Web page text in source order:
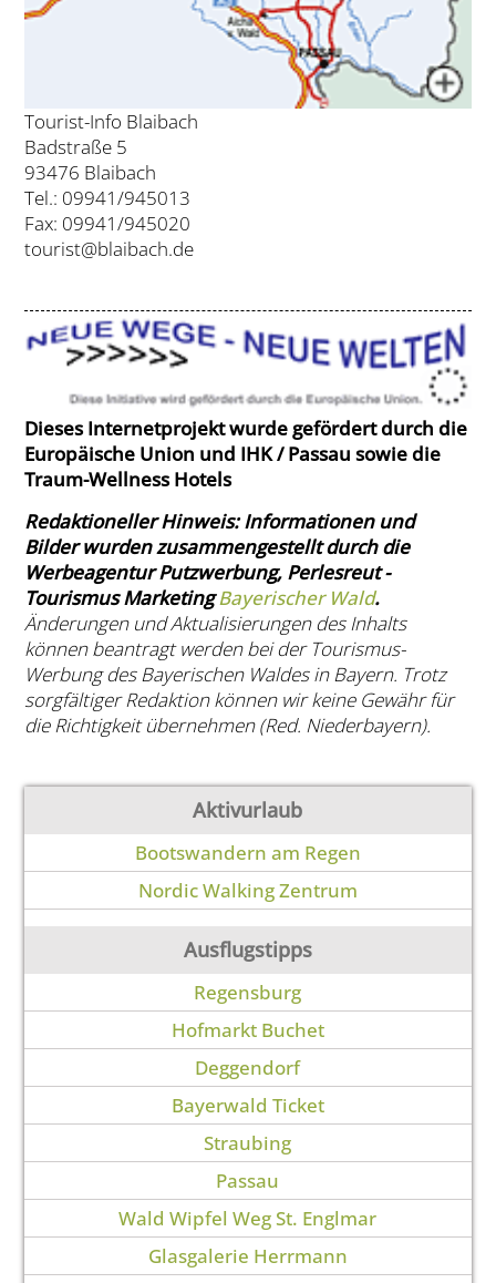
Tourist-Info Blaibach
Badstraße 5
93476 Blaibach
Tel.: 09941/945013
Fax: 09941/945020
tourist@blaibach.de
Dieses Internetprojekt wurde gefördert durch die
Europäische Union und IHK / Passau sowie die
Traum-Wellness Hotels
Redaktioneller Hinweis: Informationen und
Bilder wurden zusammengestellt durch die
Werbeagentur Putzwerbung, Perlesreut -
Tourismus MarketingBayerischer Wald.
Änderungen und Aktualisierungen des Inhalts
können beantragt werden bei der Tourismus-
Werbung des Bayerischen Waldes in Bayern. Trotz
sorgfältiger Redaktion können wir keine Gewähr für
die Richtigkeit übernehmen (Red. Niederbayern).
Aktivurlaub
Bootswandern am Regen
Nordic Walking Zentrum
Ausflugstipps
Regensburg
Hofmarkt Buchet
Deggendorf
Bayerwald Ticket
Straubing
Passau
Wald Wipfel Weg St. Englmar
Glasgalerie Herrmann